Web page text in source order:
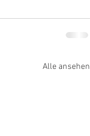
Alle ansehen